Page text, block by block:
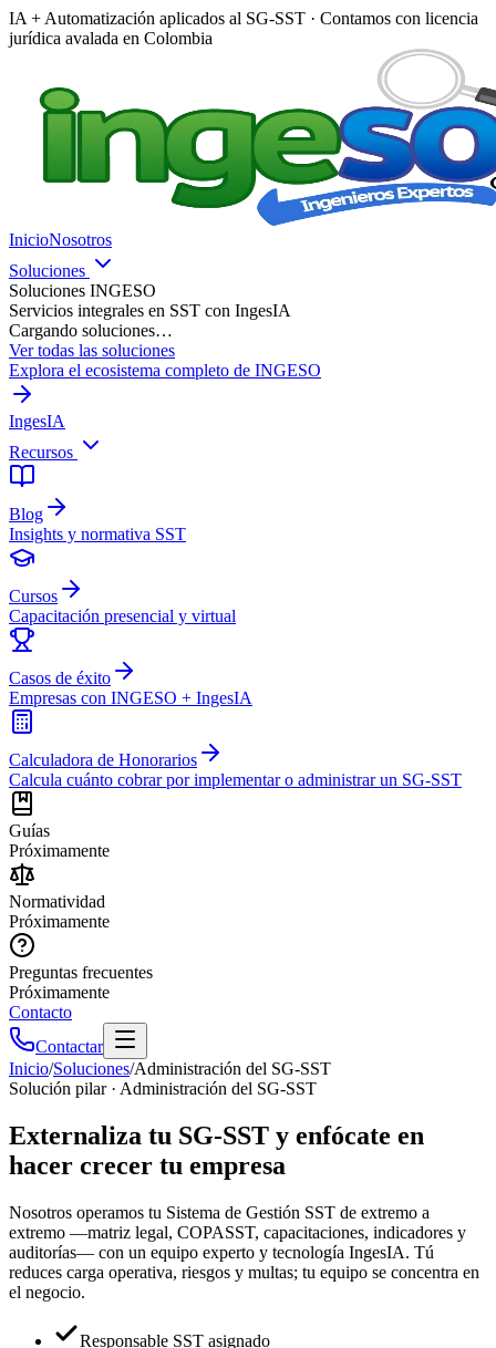
IA + Automatización aplicados al SG-SST · Contamos con licencia
jurídica avalada en Colombia
InicioNosotros
Soluciones
Soluciones INGESO
Servicios integrales en SST con IngesIA
Cargando soluciones…
Ver todas las soluciones
Explora el ecosistema completo de INGESO
IngesIA
Recursos
Blog
Insights y normativa SST
Cursos
Capacitación presencial y virtual
Casos de éxito
Empresas con INGESO + IngesIA
Calculadora de Honorarios
Calcula cuánto cobrar por implementar o administrar un SG-SST
Guías
Próximamente
Normatividad
Próximamente
Preguntas frecuentes
Próximamente
Contacto
Contactar
Inicio/Soluciones/Administración del SG-SST
Solución pilar · Administración del SG-SST
Externaliza tu SG-SST y enfócate en
hacer crecer tu empresa
Nosotros operamos tu Sistema de Gestión SST de extremo a
extremo —matriz legal, COPASST, capacitaciones, indicadores y
auditorías— con un equipo experto y tecnología IngesIA. Tú
reduces carga operativa, riesgos y multas; tu equipo se concentra en
el negocio.
Responsable SST asignado